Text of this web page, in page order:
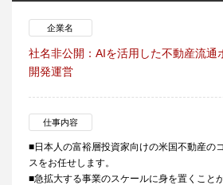
企業名
社名非公開：AIを活用した不動産流通
開発運営
仕事内容
■日本人の富裕層投資家向けの米国不動産の
スをお任せします。
■急拡大する事業のスケールに身を置くこと